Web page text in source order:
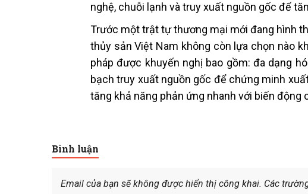
nghệ, chuỗi lạnh và truy xuất nguồn gốc để
Trước một trật tự thương mại mới đang hình
thủy sản Việt Nam không còn lựa chọn nào
pháp được khuyến nghị bao gồm: đa dạng
bạch truy xuất nguồn gốc để chứng minh
tăng khả năng phản ứng nhanh với biến động
Bình luận
Email của bạn sẽ không được hiển thị công khai. Các